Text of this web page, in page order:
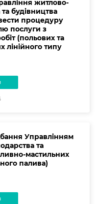
житлово-
будівництва
процедуру
послуги з
(польових та
лінійного типу
Управлінням
та
мастильних
палива)